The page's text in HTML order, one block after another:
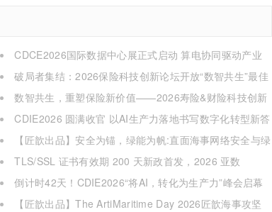
CDCE2026国际数据中心展正式启动 算电协同驱动产业
升级 搭建全球合作平台
破局者集结：2026保险科技创新论坛开放“数智共生”最佳
实践案例征集
数智共生，重塑保险新价值——2026寿险&财险科技创新
论坛即将启幕
CDIE2026 圆满收官 以AI生产力落地书写数字化转型新答
【匠歆出品】安全为锚，绿能为帆:直面海事网络安全与绿
色航运的双重挑战@The ArtiMaritime Day 2026匠歆海事攻
坚日 | 5月29日·上海
TLS/SSL 证书有效期 200 天新政首发，2026 亚数
TrustAsia CaaS 2.0 发布会邀您见证！
倒计时42天！CDIE2026“将AI，转化为生产力”峰会启幕
在即！【匠歆出品】The ArtiMaritime Day 2026匠歆海事攻坚